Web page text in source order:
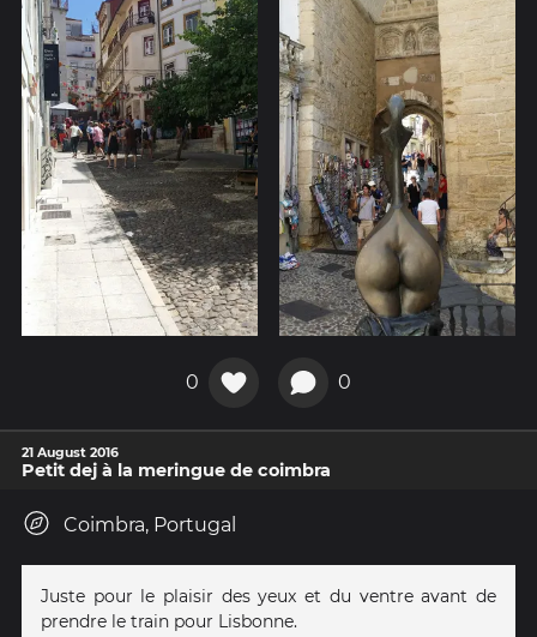
0 0
21 August 2016
Petit dej à la meringue de coimbra
Coimbra, Portugal
Juste pour le plaisir des yeux et du ventre avant de
prendre le train pour Lisbonne.